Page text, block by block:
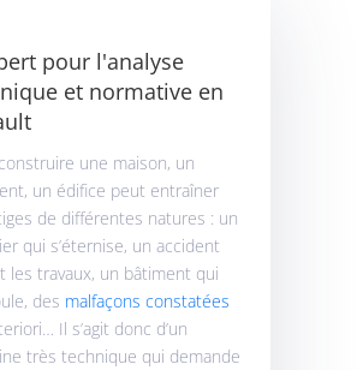
pour l'analyse
et normative en
une maison, un
un édifice peut entraîner
de différentes natures : un
qui s’éternise, un accident
les travaux, un bâtiment qui
des malfaçons constatées
Il s’agit donc d’un
très technique qui demande